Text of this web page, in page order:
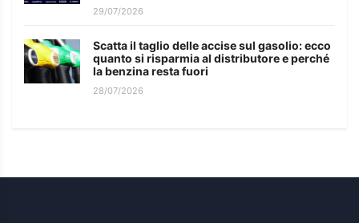
29/07/2026
Scatta il taglio delle accise sul gasolio: ecco
quanto si risparmia al distributore e perché
la benzina resta fuori
28/07/2026